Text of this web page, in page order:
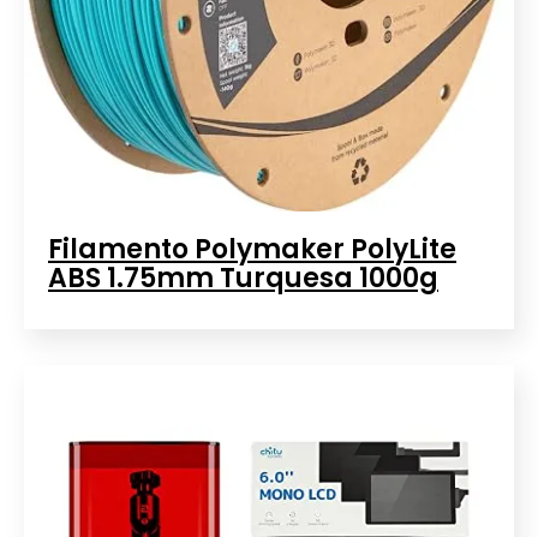
Filamento Polymaker PolyLite
ABS 1.75mm Turquesa 1000g